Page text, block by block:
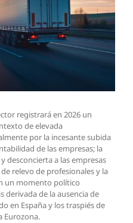
registrará en 2026 un
de elevada
por la incesante subida
de las empresas; la
desconcierta a las empresas
relevo de profesionales y la
un momento político
derivada de la ausencia de
en España y los traspiés de
Eurozona.